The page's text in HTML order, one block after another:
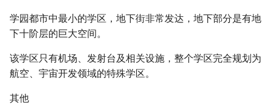
学园都市中最小的学区，地下街非常发达，地下部分是有地
下十阶层的巨大空间。
该学区只有机场、发射台及相关设施，整个学区完全规划为
航空、宇宙开发领域的特殊学区。
其他